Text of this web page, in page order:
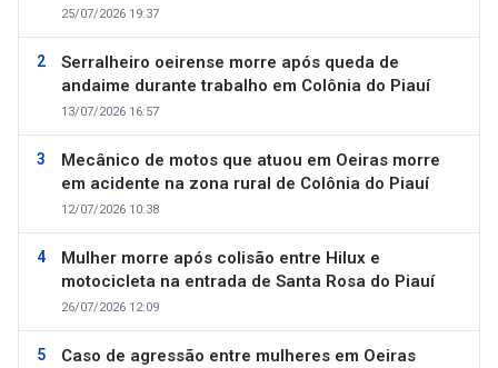
25/07/2026 19:37
Serralheiro oeirense morre após queda de
andaime durante trabalho em Colônia do Piauí
13/07/2026 16:57
Mecânico de motos que atuou em Oeiras morre
em acidente na zona rural de Colônia do Piauí
12/07/2026 10:38
Mulher morre após colisão entre Hilux e
motocicleta na entrada de Santa Rosa do Piauí
26/07/2026 12:09
Caso de agressão entre mulheres em Oeiras